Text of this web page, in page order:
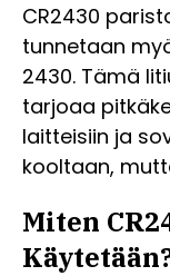
CR2430
tunnetaan
2430. Tämä
tarjoaa
laitteisiin ja
kooltaan,
Miten